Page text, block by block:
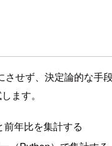
せず、決定論的な手段
ます。
年比を集計する